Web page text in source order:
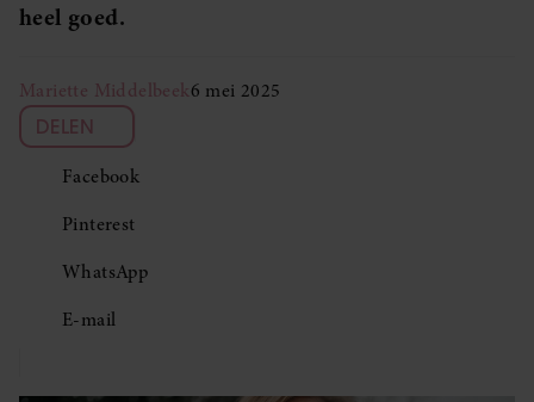
heel goed.
Mariette Middelbeek6 mei 2025
DELEN
Facebook
Pinterest
WhatsApp
E-mail